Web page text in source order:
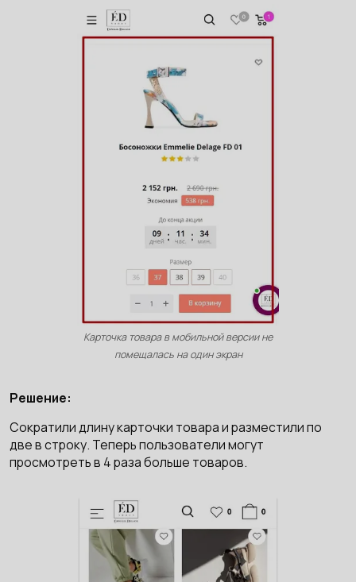
Карточка товара в мобильной версии не
помещалась на один экран
Решение:
Сократили длину карточки товара и разместили по
две в строку. Теперь пользователи могут
просмотреть в 4 раза больше товаров.